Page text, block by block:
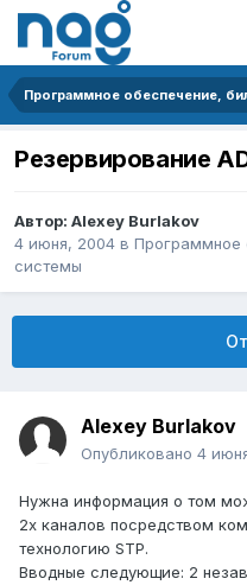
Программное обеспечение,
Резервирование
Автор: Alexey Burlakov
4 июня, 2004 в Программное
системы
Alexey Burlakov
Опубликовано 4
Нужна информация о том
2х каналов посредством
технологию STP.
Вводные следующие: 2